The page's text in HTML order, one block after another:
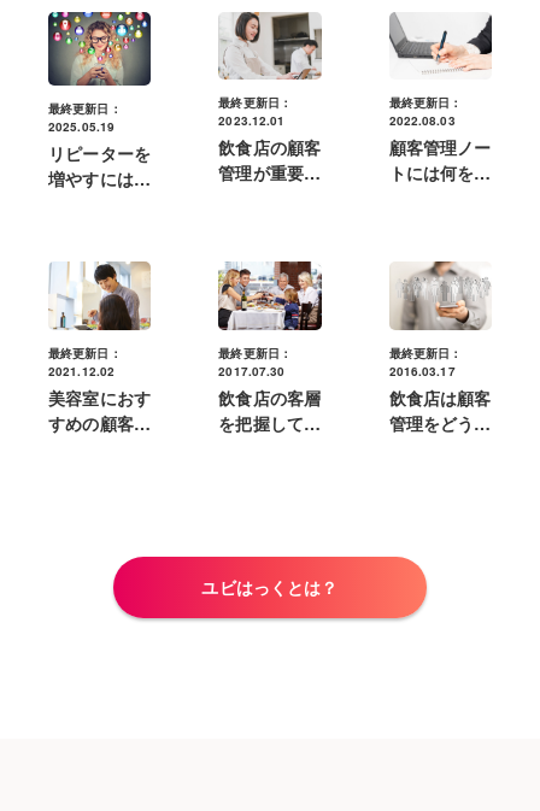
最終更新日：
2025.05.19
リピーターを
増やすには？
最終更新日：
2023.12.01
飲食店の顧客
管理が重要な
最終更新日：
2022.08.03
顧客管理ノー
トには何を記
ット
最終更新日：
2021.12.02
美容室におす
すめの顧客管
最終更新日：
2017.07.30
飲食店の客層
を把握して売
最終更新日：
2016.03.17
飲食店は顧客
管理をどう活
ユビはっくとは？